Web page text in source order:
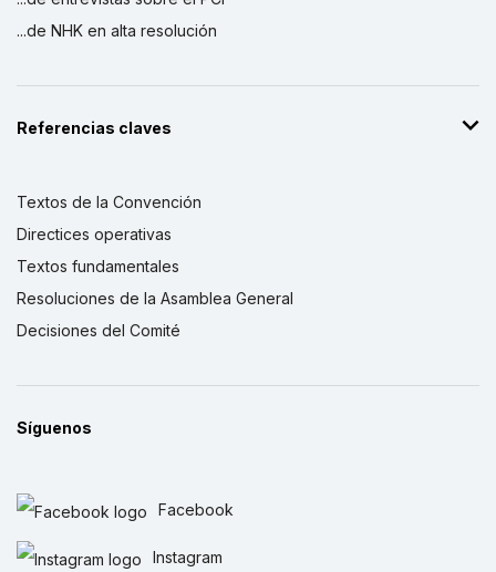
...de NHK en alta resolución
Referencias claves
Textos de la Convención
Directices operativas
Textos fundamentales
Resoluciones de la Asamblea General
Decisiones del Comité
Síguenos
Facebook
Instagram